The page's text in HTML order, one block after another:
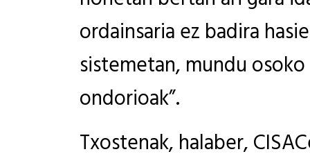
ordainsaria ez badira
sistemetan, mundu
ondorioak”.
Txostenak, halaber,